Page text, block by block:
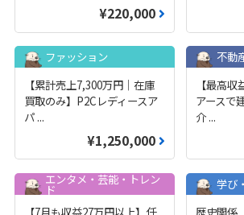
¥220,000
ファッション
【累計売上7,300万円｜在庫
買取のみ】P2Cレディースア
パ ...
¥1,250,000
不動
【最高
アースで
介 ...
エンタメ・芸能・トレン
ド
学び